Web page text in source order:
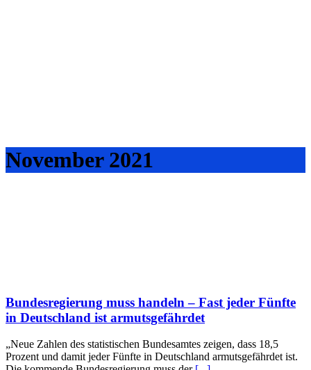
November 2021
Bundesregierung muss handeln – Fast jeder Fünfte
in Deutschland ist armutsgefährdet
„Neue Zahlen des statistischen Bundesamtes zeigen, dass 18,5
Prozent und damit jeder Fünfte in Deutschland armutsgefährdet ist.